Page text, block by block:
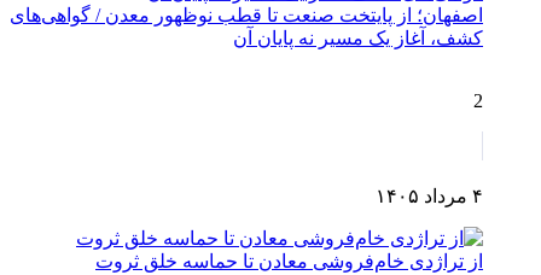
اصفهان؛ از پایتخت صنعت تا قطب نوظهور معدن / گواهی‌های
کشف، آغاز یک مسیر نه پایان آن
2
۴ مرداد ۱۴۰۵
از تراژدی خام‌فروشی معادن تا حماسه خلق ثروت